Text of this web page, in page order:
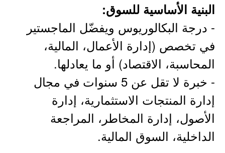
البنية الأساسية للسوق:
- درجة البكالوريوس ويفضّل الماجستير
في تخصص (إدارة الأعمال، المالية،
المحاسبة، الاقتصاد) أو ما يعادلها.
- خبرة لا تقل عن 5 سنوات في مجال
إدارة المنتجات الاستثمارية، إدارة
الأصول، إدارة المخاطر، المراجعة
الداخلية، السوق المالية.